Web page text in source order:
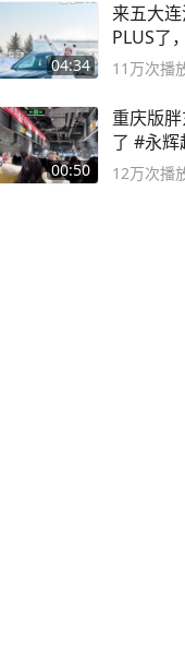
04:34
来五大
PLUS了
封40小时
11万次播
00:50
重庆版
了 #永
12万次播